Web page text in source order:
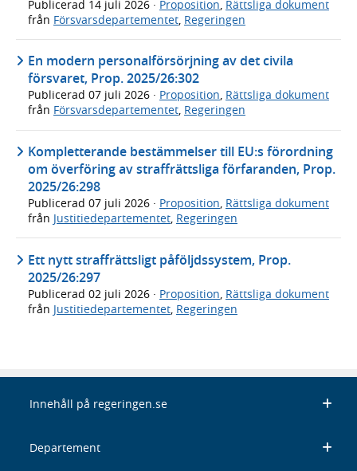
Publicerad 14 juli 2026 · Proposition Rättsliga dokument
från Försvarsdepartementet Regeringen
En modern personalförsörjning av det civila
försvaret, Prop. 2025/26:302
Publicerad 07 juli 2026 · Proposition, Rättsliga dokument
från Försvarsdepartementet, Regeringen
Kompletterande bestämmelser till EU:s förordning
om överföring av straffrättsliga förfaranden, Prop.
2025/26:298
Publicerad 07 juli 2026 · Proposition, Rättsliga dokument
från Justitiedepartementet, Regeringen
Ett nytt straffrättsligt påföljdssystem, Prop.
2025/26:297
Publicerad 02 juli 2026 · Proposition Rättsliga dokument
från Justitiedepartementet Regeringen
Innehåll på regeringen.se
Departement